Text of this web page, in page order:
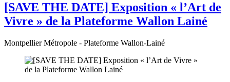
[SAVE THE DATE] Exposition « l’Art de
Vivre » de la Plateforme Wallon Lainé
Montpellier Métropole - Plateforme Wallon-Lainé